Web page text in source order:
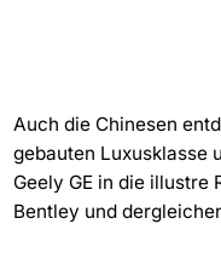
Auch die Chinesen
gebauten Luxusklasse
Geely GE in die illustre
Bentley und